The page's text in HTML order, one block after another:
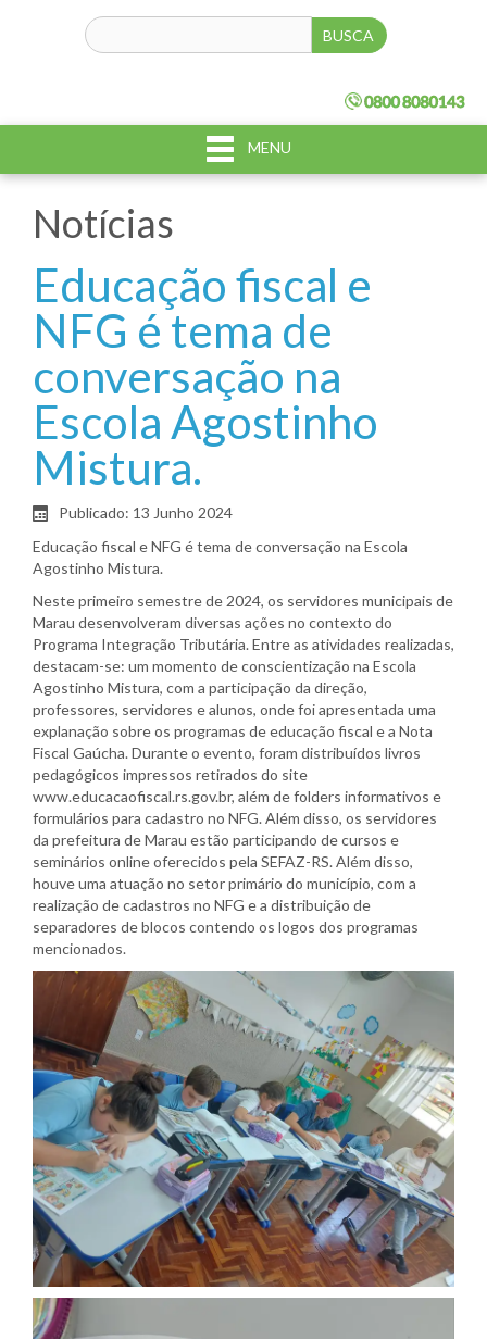
MENU
Notícias
Educação fiscal e
NFG é tema de
conversação na
Escola Agostinho
Mistura.
Publicado: 13 Junho 2024
Educação fiscal e NFG é tema de conversação na Escola
Agostinho Mistura.
Neste primeiro semestre de 2024, os servidores municipais de
Marau desenvolveram diversas ações no contexto do
Programa Integração Tributária. Entre as atividades realizadas,
destacam-se: um momento de conscientização na Escola
Agostinho Mistura, com a participação da direção,
professores, servidores e alunos, onde foi apresentada uma
explanação sobre os programas de educação fiscal e a Nota
Fiscal Gaúcha. Durante o evento, foram distribuídos livros
pedagógicos impressos retirados do site
www.educacaofiscal.rs.gov.br, além de folders informativos e
formulários para cadastro no NFG. Além disso, os servidores
da prefeitura de Marau estão participando de cursos e
seminários online oferecidos pela SEFAZ-RS. Além disso,
houve uma atuação no setor primário do município, com a
realização de cadastros no NFG e a distribuição de
separadores de blocos contendo os logos dos programas
mencionados.